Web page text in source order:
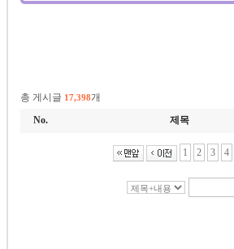
총 게시글 17,398개
No.
제목
1 2 3 4